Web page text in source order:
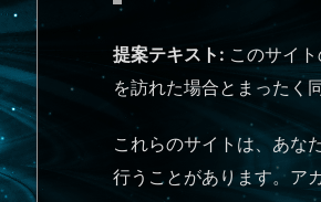
提案テキスト: このサイ
を訪れた場合とまったく
これらのサイトは、あな
行うことがあります。ア